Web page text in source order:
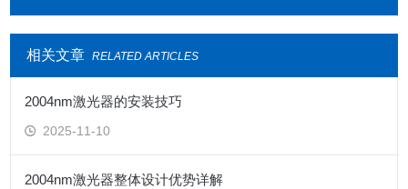
相关文章 RELATED ARTICLES
2004nm激光器的安装技巧
2025-11-10
2004nm激光器整体设计优势详解